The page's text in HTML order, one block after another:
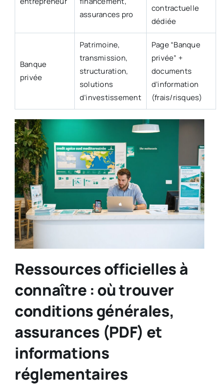
assurances pro
contractuelle
dédiée
Banque
privée
Patrimoine,
transmission,
structuration,
solutions
d’investissement
Page “Banque
privée” +
documents
d’information
(frais/risques)
Ressources officielles à
connaître : où trouver
conditions générales,
assurances (PDF) et
informations
réglementaires